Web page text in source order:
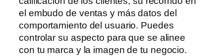
el embudo de ventas y más datos del
comportamiento del usuario. Puedes
controlar su aspecto para que se alinee
con tu marca y la imagen de tu negocio.